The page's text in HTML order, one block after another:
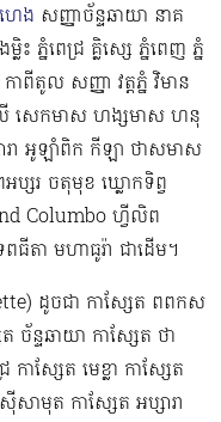
េង សញ្ញាច័ន្ទឆាយា នាគ
ភ្នំពេជ្រ គ្លិស្សេ ភ្នំពេញ ភ្នំ
ពីតូល សញ្ញា វត្តភ្នំ វិមាន
លី សេកមាស ហង្សមាស ហនុ
ារា អូឡាំពិក កីឡា ថាសមាស
ប្សរ ចតុមុខ ឃ្លោកទិព្វ
Columbo ហ្វីលិព
ធីតា មហាធូរ៉ា ជាដើម​។
ដូចជា កាស្សែត ពពកស
ន្ទឆាយា កាស្សែត ថា
ាស្សែត មេខ្លា កាស្សែត
សាមុត កាស្សែត អប្សារា